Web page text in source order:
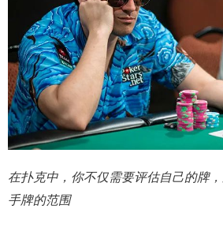
在扑克中，你不仅需要评估自己的牌
手牌的范围